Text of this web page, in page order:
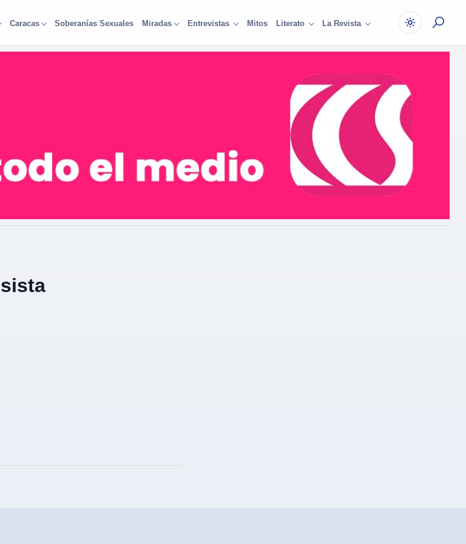
Caracas Soberanías Sexuales Miradas Entrevistas Mitos Literato La Revista